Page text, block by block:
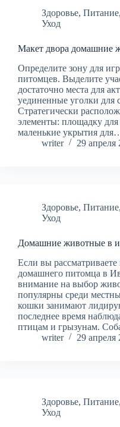
Здоровье, Питание,
Уход
Макет двора домашние
Определите зону для
питомцев. Выделите
достаточно места для
уединенные уголки для
Стратегически
элементы: площадку для
маленькие укрытия
writer
29 апреля
Здоровье, Питание,
Уход
Домашние животные в
Если вы рассматриваете
домашнего питомца в
внимание на выбор
популярны среди
кошки занимают
последнее время
птицам и грызунам.
writer
29 апреля
Здоровье, Питание,
Уход